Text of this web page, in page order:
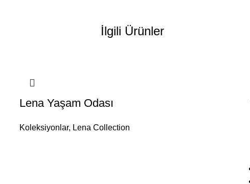
İlgili Ürünler
Lena Yaşam Odası
Koleksiyonlar, Lena Collection